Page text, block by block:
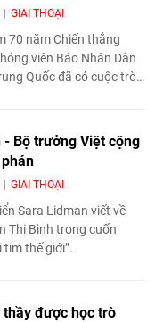
GIAI THOẠI
70 năm Chiến thắng
viên Báo Nhân Dân
Quốc đã có cuộc trò
quân sự Trung Quốc
Biên Phủ.
- Bộ trưởng Việt cộng
GIAI THOẠI
Sara Lidman viết về
Thị Bình trong cuốn
tim thế giới”.
thầy được học trò